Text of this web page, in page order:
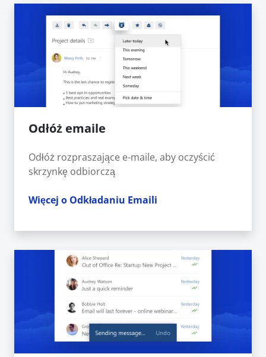
Odłóż emaile
Odłóż rozpraszające e-maile, aby oczyścić
skrzynkę odbiorczą
Więcej o Odkładaniu Emaili